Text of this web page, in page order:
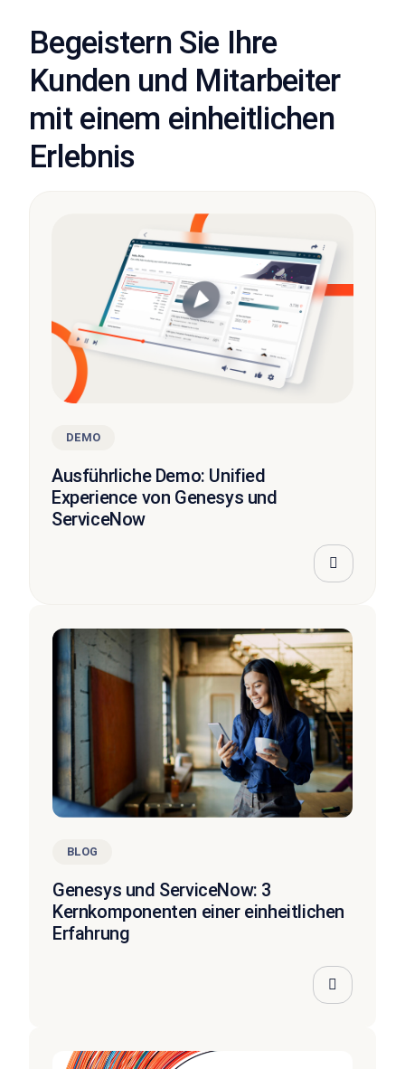
Begeistern Sie Ihre
Kunden und Mitarbeiter
mit einem einheitlichen
Erlebnis
DEMO
Ausführliche Demo: Unified
Experience von Genesys und
ServiceNow
BLOG
Genesys und ServiceNow: 3
Kernkomponenten einer einheitlichen
Erfahrung